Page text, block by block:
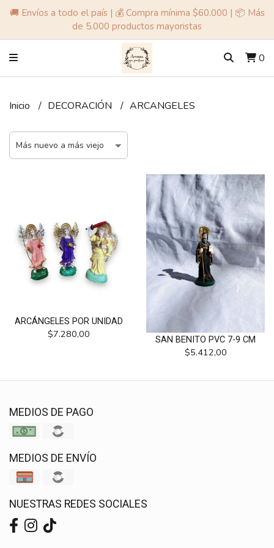
🚚 Envíos a todo el país | 💰 Compra mínima $60.000 | 📦 Más
de 5.000 productos mayoristas
0
Inicio DECORACIÓN ARCANGELES
ARCÁNGELES POR UNIDAD
$7.280,00 SAN BENITO PVC 7-9 CM
$5.412,00
MEDIOS DE PAGO
MEDIOS DE ENVÍO
NUESTRAS REDES SOCIALES